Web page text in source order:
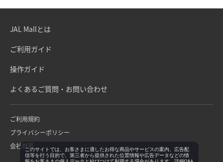
JAL Mallとは
ご利用ガイド
操作ガイド
よくあるご質問・お問い合わせ
ご利用規約
プライバシーポリシー
会社概要このサイトでは、お客さまに適したお得な商品やサービスの案内、広告配
信等を行う目的で、第三者から提供された位置情報や広告データなどの情